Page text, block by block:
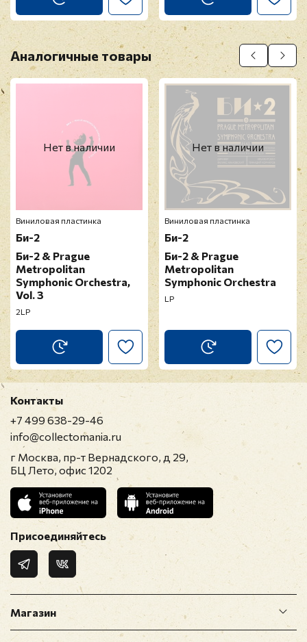
Аналогичные товары
Нет в наличии
Виниловая пластинка
Би-2
Би-2 & Prague
Metropolitan
Symphonic Orchestra,
Vol. 3
2LP
Нет в наличии
Виниловая пластинка
Би-2
Би-2 & Prague
Metropolitan
Symphonic Orchestra
LP
Магазин
Контакты
+7 499 638-29-46
info@collectomania.ru
г Москва, пр-т Вернадского, д 29,
БЦ Лето, офис 1202
Присоединяйтесь